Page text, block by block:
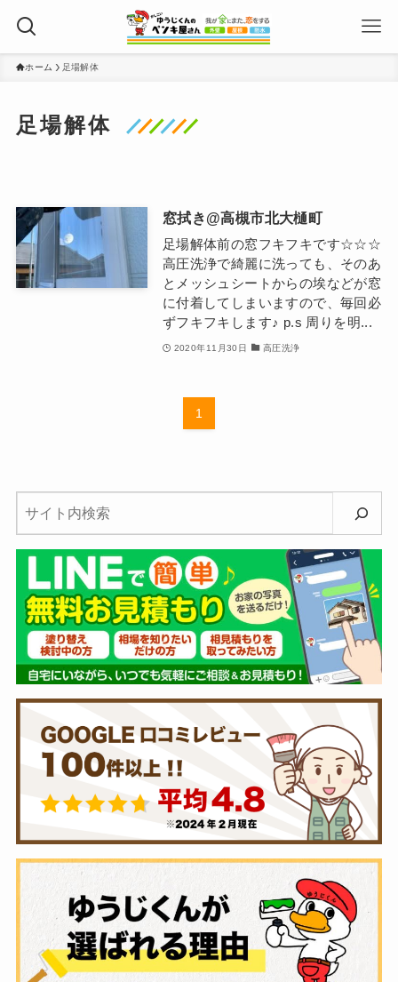
ホーム 足場解体
足場解体
窓拭き@高槻市北大樋町
足場解体前の窓フキフキです☆☆☆
高圧洗浄で綺麗に洗っても、そのあ
とメッシュシートからの埃などが窓
に付着してしまいますので、毎回必
ずフキフキします♪ p.s 周りを明...
2020年11月30日 高圧洗浄
1